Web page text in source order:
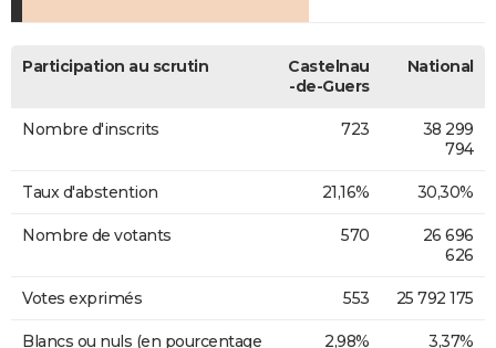
Participation au scrutin
Castelnau
-de-Guers
National
Nombre d'inscrits 723
38 299
794
Taux d'abstention 21,16% 30,30%
Nombre de votants 570
26 696
626
Votes exprimés 553 25 792 175
Blancs ou nuls (en pourcentage
2,98% 3,37%